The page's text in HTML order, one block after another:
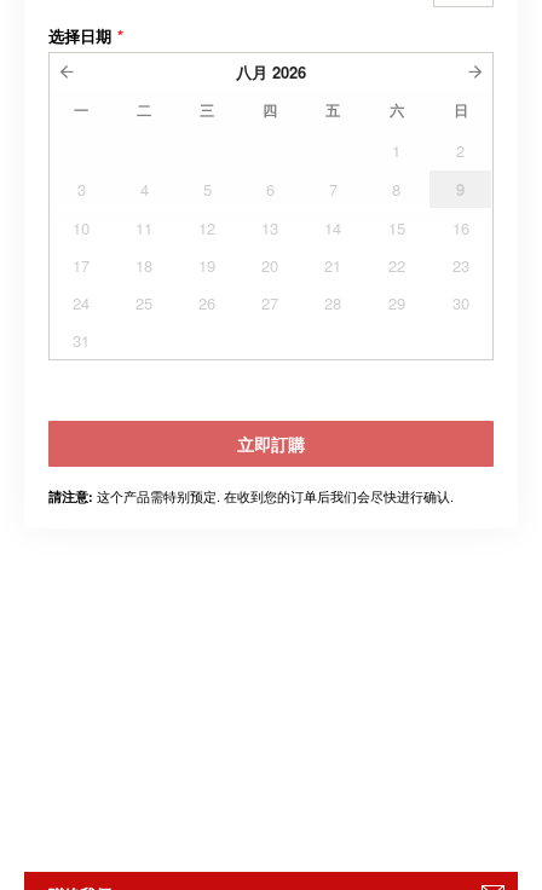
选择日期 *
八月 2026
一 二 三 四 五 六 日
1
2
3
4 5 6 7 8
9
10
11 12 13 14 15
16
17
18 19 20 21 22
23
24
25 26 27 28 29
30
31
立即訂購
請注意: 这个产品需特别预定. 在收到您的订单后我们会尽快进行确认.